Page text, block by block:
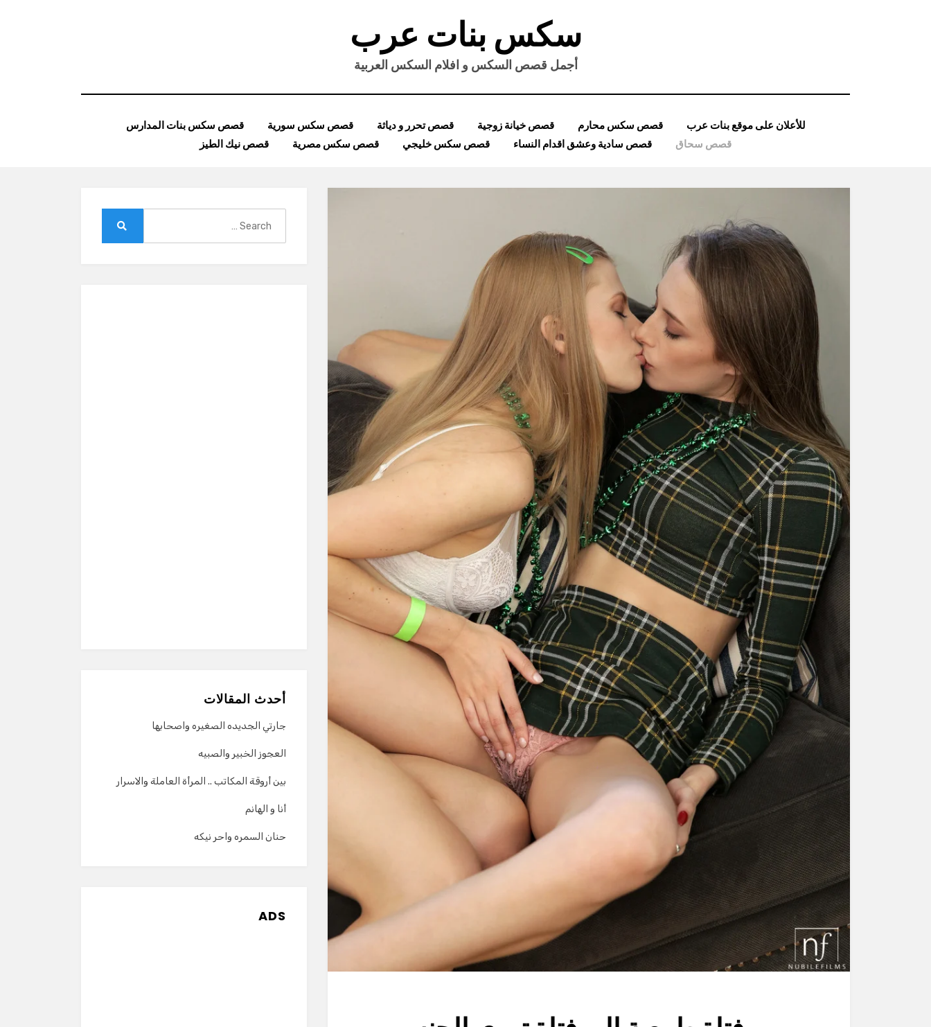
سكس بنات عرب
أجمل قصص السكس و افلام السكس العربية
للأعلان على موقع بنات عرب قصص سكس محارم قصص خيانة زوجية قصص تحرر و دياثة قصص سكس سورية
قصص سكس بنات المدارس
قصص سحاق
قصص سادية وعشق اقدام النساء قصص سكس خليجي قصص سكس مصرية قصص نيك الطيز
أحدث المقالات
جارتي الجديده الصغيره واصحابها
العجوز الخبير والصبيه
بين أروقة المكاتب .. المرأة العاملة والاسرار
أنا و الهانم
حنان السمره واحر نيكه
ADS